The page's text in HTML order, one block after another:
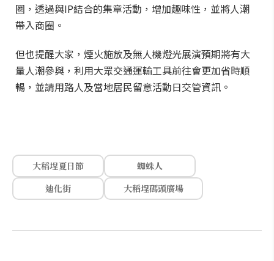
圈，透過與IP結合的集章活動，增加趣味性，並將人潮
帶入商圈。
但也提醒大家，煙火施放及無人機燈光展演預期將有大
量人潮參與，利用大眾交通運輸工具前往會更加省時順
暢，並請用路人及當地居民留意活動日交管資訊。
大稻埕夏日節
蜘蛛人
迪化街
大稻埕碼頭廣場